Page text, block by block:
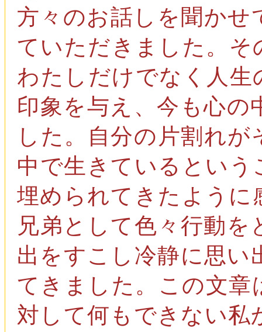
方々のお話しを聞かせ
ていただきました。そ
わたしだけでなく人生
印象を与え、今も心
した。自分の片割れ
中で生きているとい
埋められてきたように
兄弟として色々行動
出をすこし冷静に思
てきました。この文章
対して何もできない私